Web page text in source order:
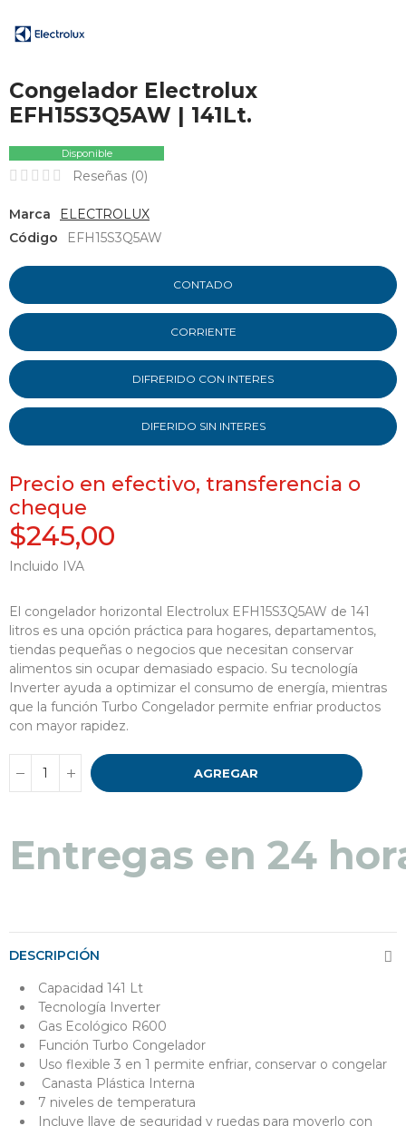
Congelador Electrolux
EFH15S3Q5AW | 141Lt.
Disponible
Reseñas (0)
Marca
ELECTROLUX
Código
EFH15S3Q5AW
CONTADO
CORRIENTE
DIFRERIDO CON INTERES
DIFERIDO SIN INTERES
Precio en efectivo, transferencia o
cheque
$245,00
Incluido IVA
El congelador horizontal Electrolux EFH15S3Q5AW de 141
litros es una opción práctica para hogares, departamentos,
tiendas pequeñas o negocios que necesitan conservar
alimentos sin ocupar demasiado espacio. Su tecnología
Inverter ayuda a optimizar el consumo de energía, mientras
que la función Turbo Congelador permite enfriar productos
con mayor rapidez.
AGREGAR
Entregas en 24
DESCRIPCIÓN
Capacidad 141 Lt
Tecnología Inverter
Gas Ecológico R600
Función Turbo Congelador
Uso flexible 3 en 1 permite enfriar, conservar o congelar
Canasta Plástica Interna
7 niveles de temperatura
Incluye llave de seguridad y ruedas para moverlo con